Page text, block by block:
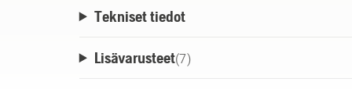
Tekniset tiedot
Lisävarusteet(7)